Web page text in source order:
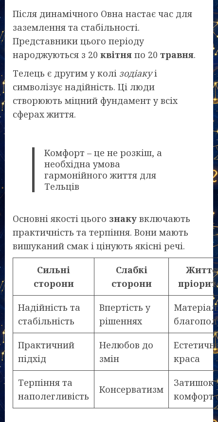
Після динамічного Овна настає час для
заземлення та стабільності.
Представники цього періоду
народжуються з 20 квітня по 20 травня.
Телець є другим у колі зодіакуі
символізує надійність. Ці люди
створюють міцний фундамент у всіх
сферах життя.
Комфорт – це не розкіш, а
необхідна умова
гармонійного життя для
Тельців
Основні якості цього знаку включають
практичність та терпіння. Вони мають
вишуканий смак і цінують якісні речі.
Сильні
сторони
Слабкі
сторони
Надійність та
стабільність
Впертість у
рішеннях
Практичний
підхід
Нелюбов до
змін
краса
Терпіння та
наполегливість
Консерватизм
Затишок
комфорт